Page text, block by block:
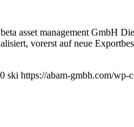
asset management GmbH
vorerst auf neue
ski https://abam-gmbh.com/wp-